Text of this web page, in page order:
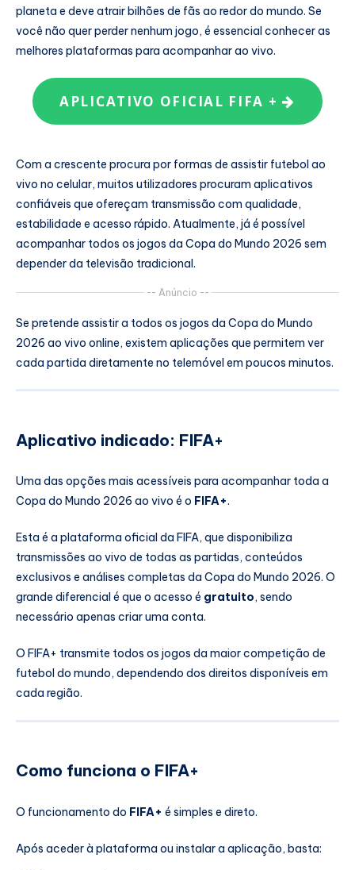
planeta e deve atrair bilhões de fãs ao redor do mundo. Se
você não quer perder nenhum jogo, é essencial conhecer as
melhores plataformas para acompanhar ao vivo.
APLICATIVO OFICIAL FIFA +
Com a crescente procura por formas de assistir futebol ao
vivo no celular, muitos utilizadores procuram aplicativos
confiáveis que ofereçam transmissão com qualidade,
estabilidade e acesso rápido. Atualmente, já é possível
acompanhar todos os jogos da Copa do Mundo 2026 sem
depender da televisão tradicional.
-- Anúncio --
Se pretende assistir a todos os jogos da Copa do Mundo
2026 ao vivo online, existem aplicações que permitem ver
cada partida diretamente no telemóvel em poucos minutos.
Aplicativo indicado: FIFA+
Uma das opções mais acessíveis para acompanhar toda a
Copa do Mundo 2026 ao vivo é o FIFA+.
Esta é a plataforma oficial da FIFA, que disponibiliza
transmissões ao vivo de todas as partidas, conteúdos
exclusivos e análises completas da Copa do Mundo 2026. O
grande diferencial é que o acesso é gratuito, sendo
necessário apenas criar uma conta.
O FIFA+ transmite todos os jogos da maior competição de
futebol do mundo, dependendo dos direitos disponíveis em
cada região.
Como funciona o FIFA+
O funcionamento do FIFA+ é simples e direto.
Após aceder à plataforma ou instalar a aplicação, basta: